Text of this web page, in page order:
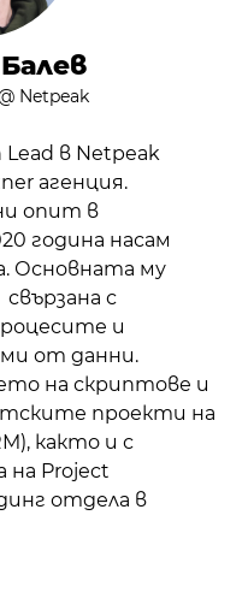
Netpeak
Lead в Netpeak
агенция.
опит в
годинa насам
Основната му
с
и
от данни.
на скриптове и
проекти на
както и с
Project
отдела в